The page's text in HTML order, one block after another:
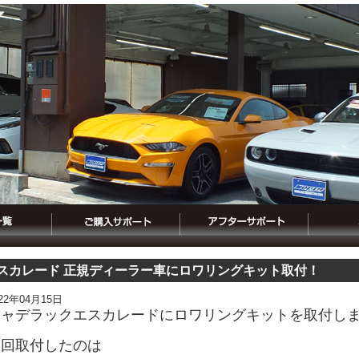
カレード 正規ディーラー車にロワリングキット取付！
年04月15日
デラックエスカレードにロワリングキットを取付し
取付したのは